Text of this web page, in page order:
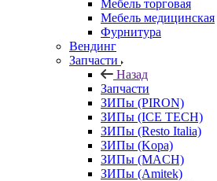
Мебель торговая
Мебель медицинская
Фурнитура
Вендинг
Запчасти
Назад
Запчасти
ЗИПы (PIRON)
ЗИПы (ICE TECH)
ЗИПы (Resto Italia)
ЗИПы (Kopa)
ЗИПы (MACH)
ЗИПы (Amitek)